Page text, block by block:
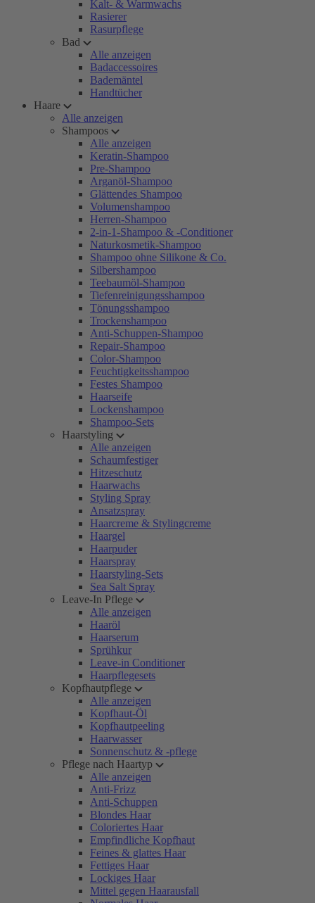
Kalt- & Warmwachs
Rasierer
Rasurpflege
Bad
Alle anzeigen
Badaccessoires
Bademäntel
Handtücher
Haare
Alle anzeigen
Shampoos
Alle anzeigen
Keratin-Shampoo
Pre-Shampoo
Arganöl-Shampoo
Glättendes Shampoo
Volumenshampoo
Herren-Shampoo
2-in-1-Shampoo & -Conditioner
Naturkosmetik-Shampoo
Shampoo ohne Silikone & Co.
Silbershampoo
Teebaumöl-Shampoo
Tiefenreinigungsshampoo
Tönungsshampoo
Trockenshampoo
Anti-Schuppen-Shampoo
Repair-Shampoo
Color-Shampoo
Feuchtigkeitsshampoo
Festes Shampoo
Haarseife
Lockenshampoo
Shampoo-Sets
Haarstyling
Alle anzeigen
Schaumfestiger
Hitzeschutz
Haarwachs
Styling Spray
Ansatzspray
Haarcreme & Stylingcreme
Haargel
Haarpuder
Haarspray
Haarstyling-Sets
Sea Salt Spray
Leave-In Pflege
Alle anzeigen
Haaröl
Haarserum
Sprühkur
Leave-in Conditioner
Haarpflegesets
Kopfhautpflege
Alle anzeigen
Kopfhaut-Öl
Kopfhautpeeling
Haarwasser
Sonnenschutz & -pflege
Pflege nach Haartyp
Alle anzeigen
Anti-Frizz
Anti-Schuppen
Blondes Haar
Coloriertes Haar
Empfindliche Kopfhaut
Feines & glattes Haar
Fettiges Haar
Lockiges Haar
Mittel gegen Haarausfall